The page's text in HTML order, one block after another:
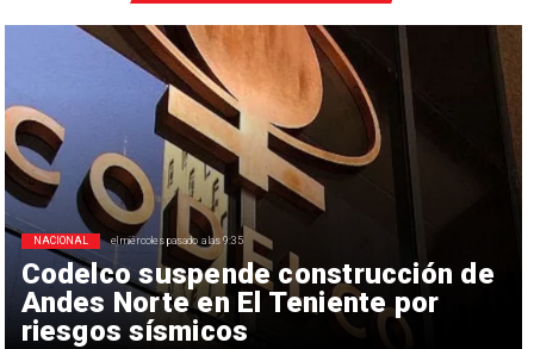
Codelco suspende construcción de
Andes Norte en El Teniente por
riesgos sísmicos
NACIONAL el miércoles pasado a las 9:35